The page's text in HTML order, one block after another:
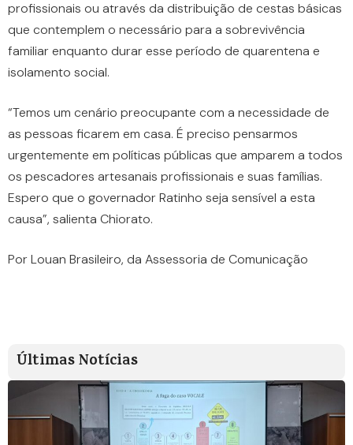
profissionais ou através da distribuição de cestas básicas
que contemplem o necessário para a sobrevivência
familiar enquanto durar esse período de quarentena e
isolamento social.
“Temos um cenário preocupante com a necessidade de
as pessoas ficarem em casa. É preciso pensarmos
urgentemente em políticas públicas que amparem a todos
os pescadores artesanais profissionais e suas famílias.
Espero que o governador Ratinho seja sensível a esta
causa”, salienta Chiorato.
Por Louan Brasileiro, da Assessoria de Comunicação
Últimas Notícias